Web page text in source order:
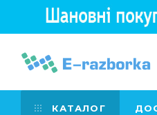
КАТАЛОГ